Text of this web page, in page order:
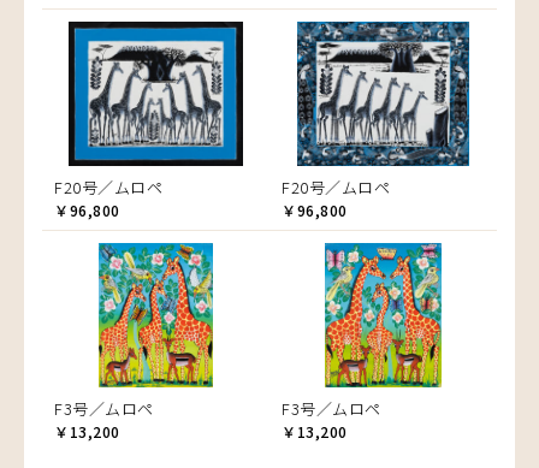
F20号／ムロペ
￥96,800
F20号／ムロペ
￥96,800
F3号／ムロペ
￥13,200
F3号／ムロペ
￥13,200